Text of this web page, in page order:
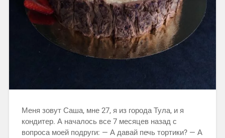
Меня зовут Саша, мне 27, я из города Тула, и я
кондитер. А началось все 7 месяцев назад с
вопроса моей подруги: — А давай печь тортики? — А